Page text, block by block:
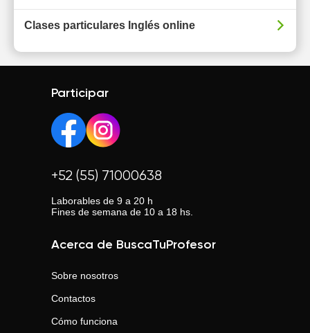
Clases particulares Inglés online
Participar
+52 (55) 71000638
Laborables de 9 a 20 h
Fines de semana de 10 a 18 hs.
Acerca de BuscaTuProfesor
Sobre nosotros
Contactos
Cómo funciona